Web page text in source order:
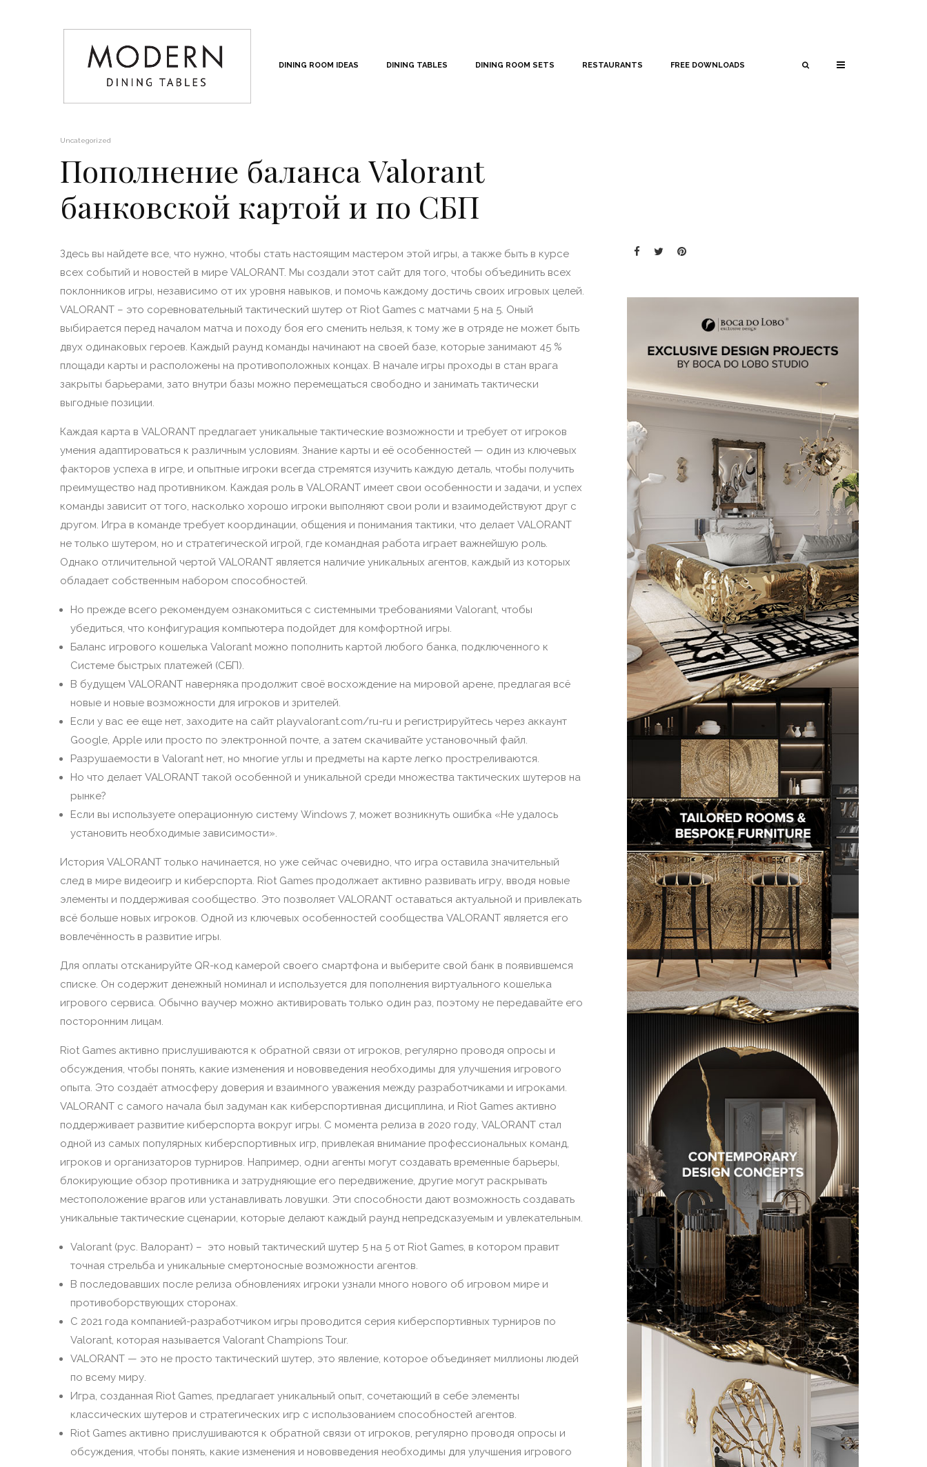
DINING ROOM IDEAS DINING TABLES DINING ROOM SETS RESTAURANTS FREE DOWNLOADS
Uncategorized
Пополнение баланса Valorant
банковской картой и по СБП
Здесь вы найдете все, что нужно, чтобы стать настоящим мастером этой игры, а также быть в курсе
всех событий и новостей в мире VALORANT. Мы создали этот сайт для того, чтобы объединить всех
поклонников игры, независимо от их уровня навыков, и помочь каждому достичь своих игровых целей.
VALORANT – это соревновательный тактический шутер от Riot Games с матчами 5 на 5. Оный
выбирается перед началом матча и походу боя его сменить нельзя, к тому же в отряде не может быть
двух одинаковых героев. Каждый раунд команды начинают на своей базе, которые занимают 45 %
площади карты и расположены на противоположных концах. В начале игры проходы в стан врага
закрыты барьерами, зато внутри базы можно перемещаться свободно и занимать тактически
выгодные позиции.
Каждая карта в VALORANT предлагает уникальные тактические возможности и требует от игроков
умения адаптироваться к различным условиям. Знание карты и её особенностей — один из ключевых
факторов успеха в игре, и опытные игроки всегда стремятся изучить каждую деталь, чтобы получить
преимущество над противником. Каждая роль в VALORANT имеет свои особенности и задачи, и успех
команды зависит от того, насколько хорошо игроки выполняют свои роли и взаимодействуют друг с
другом. Игра в команде требует координации, общения и понимания тактики, что делает VALORANT
не только шутером, но и стратегической игрой, где командная работа играет важнейшую роль.
Однако отличительной чертой VALORANT является наличие уникальных агентов, каждый из которых
обладает собственным набором способностей.
Но прежде всего рекомендуем ознакомиться с системными требованиями Valorant, чтобы
убедиться, что конфигурация компьютера подойдет для комфортной игры.
Баланс игрового кошелька Valorant можно пополнить картой любого банка, подключенного к
Системе быстрых платежей (СБП).
В будущем VALORANT наверняка продолжит своё восхождение на мировой арене, предлагая всё
новые и новые возможности для игроков и зрителей.
Если у вас ее еще нет, заходите на сайт playvalorant.com/ru-ru и регистрируйтесь через аккаунт
Google, Apple или просто по электронной почте, а затем скачивайте установочный файл.
Разрушаемости в Valorant нет, но многие углы и предметы на карте легко простреливаются.
Но что делает VALORANT такой особенной и уникальной среди множества тактических шутеров на
рынке?
Если вы используете операционную систему Windows 7, может возникнуть ошибка «Не удалось
установить необходимые зависимости».
История VALORANT только начинается, но уже сейчас очевидно, что игра оставила значительный
след в мире видеоигр и киберспорта. Riot Games продолжает активно развивать игру, вводя новые
элементы и поддерживая сообщество. Это позволяет VALORANT оставаться актуальной и привлекать
всё больше новых игроков. Одной из ключевых особенностей сообщества VALORANT является его
вовлечённость в развитие игры.
Для оплаты отсканируйте QR-код камерой своего смартфона и выберите свой банк в появившемся
списке. Он содержит денежный номинал и используется для пополнения виртуального кошелька
игрового сервиса. Обычно ваучер можно активировать только один раз, поэтому не передавайте его
посторонним лицам.
Riot Games активно прислушиваются к обратной связи от игроков, регулярно проводя опросы и
обсуждения, чтобы понять, какие изменения и нововведения необходимы для улучшения игрового
опыта. Это создаёт атмосферу доверия и взаимного уважения между разработчиками и игроками.
VALORANT с самого начала был задуман как киберспортивная дисциплина, и Riot Games активно
поддерживает развитие киберспорта вокруг игры. С момента релиза в 2020 году, VALORANT стал
одной из самых популярных киберспортивных игр, привлекая внимание профессиональных команд,
игроков и организаторов турниров. Например, одни агенты могут создавать временные барьеры,
блокирующие обзор противника и затрудняющие его передвижение, другие могут раскрывать
местоположение врагов или устанавливать ловушки. Эти способности дают возможность создавать
уникальные тактические сценарии, которые делают каждый раунд непредсказуемым и увлекательным.
Valorant (рус. Валорант) – это новый тактический шутер 5 на 5 от Riot Games, в котором правит
точная стрельба и уникальные смертоносные возможности агентов.
В последовавших после релиза обновлениях игроки узнали много нового об игровом мире и
противоборствующих сторонах.
С 2021 года компанией-разработчиком игры проводится серия киберспортивных турниров по
Valorant, которая называется Valorant Champions Tour.
VALORANT — это не просто тактический шутер, это явление, которое объединяет миллионы людей
по всему миру.
Игра, созданная Riot Games, предлагает уникальный опыт, сочетающий в себе элементы
классических шутеров и стратегических игр с использованием способностей агентов.
Riot Games активно прислушиваются к обратной связи от игроков, регулярно проводя опросы и
обсуждения, чтобы понять, какие изменения и нововведения необходимы для улучшения игрового